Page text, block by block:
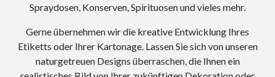
Spraydosen, Konserven, Spirituosen und vieles mehr.
Gerne übernehmen wir die kreative Entwicklung Ihres
Etiketts oder Ihrer Kartonage. Lassen Sie sich von unseren
naturgetreuen Designs überraschen, die Ihnen ein